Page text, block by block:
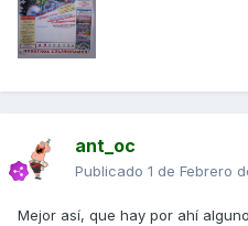
ant_oc
Publicado 1 de Febrero
Mejor así, que hay por ahí